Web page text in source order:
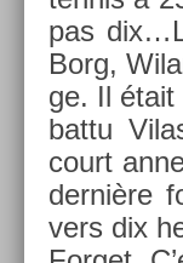
pas
Borg,
ge. Il
battu
court
dernière
vers dix